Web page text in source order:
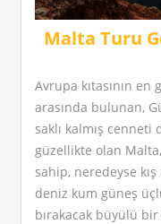
Malta Turu
Avrupa kıtasının
arasında bulunan,
saklı kalmış
güzellikte olan
sahip, neredeyse
deniz kum güneş
bırakacak büyülü